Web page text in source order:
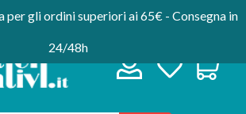
per gli ordini superiori ai 65€ - Consegna in
24/48h